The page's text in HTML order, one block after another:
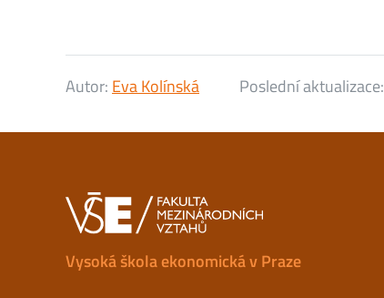
Autor: Eva Kolínská Poslední aktualizace:
Vysoká škola ekonomická v Praze